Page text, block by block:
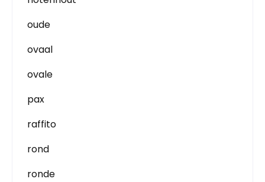
oude
ovaal
ovale
pax
raffito
rond
ronde